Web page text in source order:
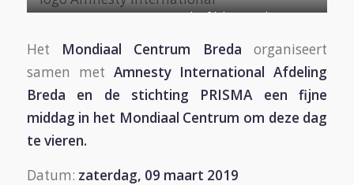
Amnesty International, Afdeling Breda
Het Mondiaal Centrum Breda organiseert
samen met Amnesty International Afdeling
Breda en de stichting PRISMA een fijne
middag in het Mondiaal Centrum om deze dag
te vieren.
Datum: zaterdag, 09 maart 2019